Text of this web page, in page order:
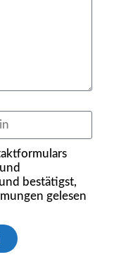
bestätigst,
gelesen